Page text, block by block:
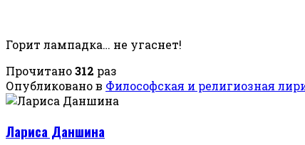
Горит лампадка… не угаснет!
Прочитано312 раз
Опубликовано в Философская и религиозная
Лариса Даншина